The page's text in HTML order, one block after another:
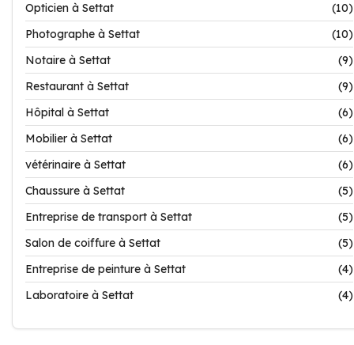
Opticien à Settat
(10)
Photographe à Settat
(10)
Notaire à Settat
(9)
Restaurant à Settat
(9)
Hôpital à Settat
(6)
Mobilier à Settat
(6)
vétérinaire à Settat
(6)
Chaussure à Settat
(5)
Entreprise de transport à Settat
(5)
Salon de coiffure à Settat
(5)
Entreprise de peinture à Settat
(4)
Laboratoire à Settat
(4)